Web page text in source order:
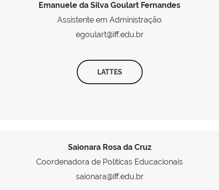
Emanuele da Silva Goulart Fernandes
Assistente em Administração
egoulart@iff.edu.br
LATTES
Saionara Rosa da Cruz
Coordenadora de Políticas Educacionais
saionara@iff.edu.br